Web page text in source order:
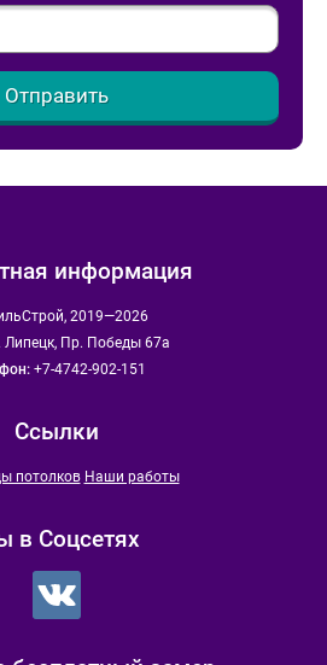
Отправить
информация
2019—2026
Липецк, Пр. Победы 67а
+7-4742-902-151
Ссылки
потолков Наши работы
в Соцсетях